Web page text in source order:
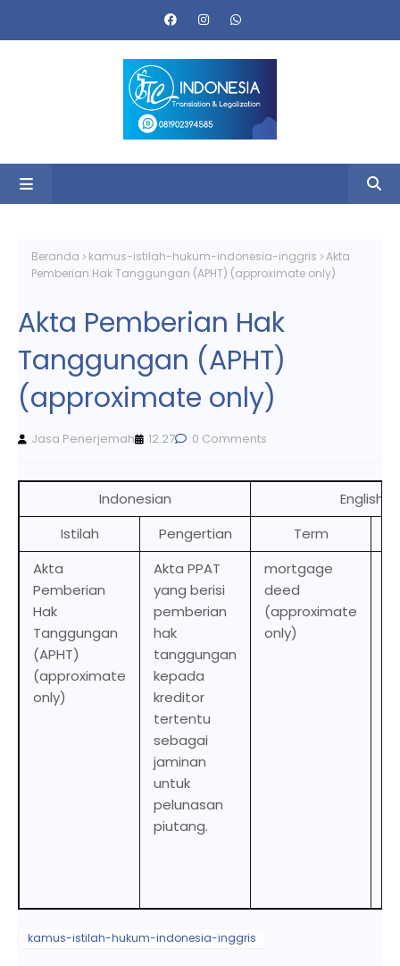
Beranda kamus-istilah-hukum-indonesia-inggris
Akta
Pemberian Hak Tanggungan (APHT) (approximate only)
Akta Pemberian Hak
Tanggungan (APHT)
(approximate only)
Jasa Penerjemah 12.27 0 Comments
Indonesian
English
Istilah
Pengertian Term
Akta
Pemberian
Hak
Tanggungan
(APHT)
(approximate
only)
Akta PPAT
yang berisi
pemberian
hak
tanggungan
kepada
kreditor
tertentu
sebagai
jaminan
untuk
pelunasan
piutang.
mortgage
deed
(approximate
only)
kamus-istilah-hukum-indonesia-inggris